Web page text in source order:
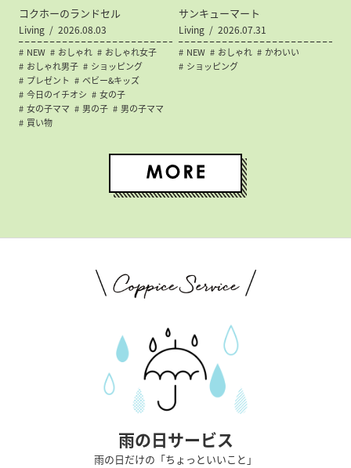
コクホーのランドセル
Living 2026.08.03
NEW おしゃれ
おしゃれ女子
おしゃれ男子
ショッピング
プレゼント
ベビー&キッズ
今日のイチオシ
女の子
女の子ママ
男の子
男の子ママ
買い物
サンキューマート
Living 2026.07.31
NEW おしゃれ
かわいい
ショッピング
雨の日サービス
雨の日だけの「ちょっといいこと」